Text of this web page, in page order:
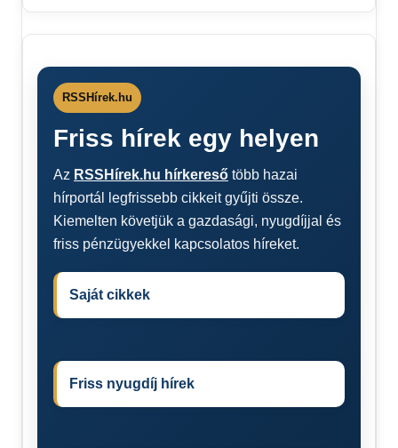
RSSHírek.hu
Friss hírek egy helyen
Az RSSHírek.hu hírkereső több hazai
hírportál legfrissebb cikkeit gyűjti össze.
Kiemelten követjük a gazdasági, nyugdíjjal és
friss pénzügyekkel kapcsolatos híreket.
Saját cikkek
Friss nyugdíj hírek